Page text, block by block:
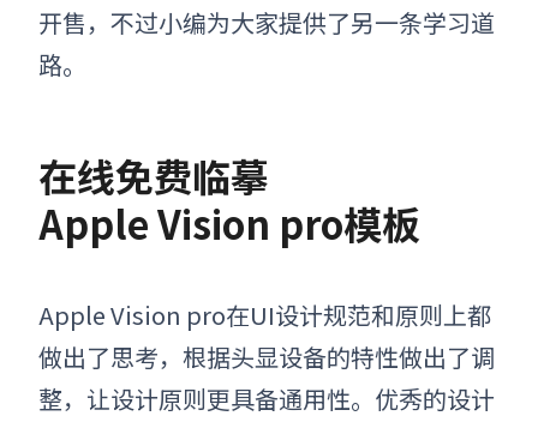
开售，不过小编为大家提供了另一条学习道
路。
在线免费临摹
Apple Vision pro模板
Apple Vision pro在UI设计规范和原则上都
做出了思考，根据头显设备的特性做出了调
整，让设计原则更具备通用性。优秀的设计